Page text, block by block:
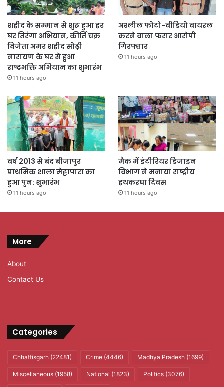
शहीद के सम्मान से शुरू हुआ हर
घर तिरंगा अभियान, कीर्ति चक्र
विजेता अमर शहीद सोढ़ी
नारायण के घर से हुआ
राष्ट्रभक्ति अभियान का शुभारंभ
11 hours ago
अश्लील फोटो-वीडियो वायरल
करने वाला फरार आरोपी
गिरफ्तार
11 hours ago
वर्ष 2013 से बंद बीजापुर
प्राथमिक शाला मेट्टापारा का
हुआ पुन: शुभारंभ
11 hours ago
मैक में इंटीरियर डिजाइन
विभाग ने मनाया राष्ट्रीय
हथकरघा दिवस
11 hours ago
More
About
Contact Us
Categories
Chhattisgarh (22481) Crime (4446) Madhya Pradesh (1699)
Miscellaneous (1958) National (1823) Politics (3076)